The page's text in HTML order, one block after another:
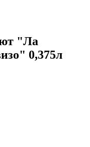
"Ла
0,375л